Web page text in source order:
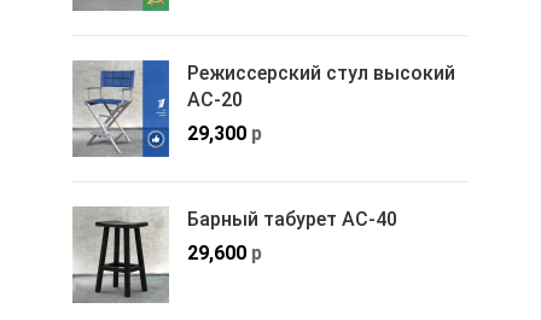
Режиссерский стул высокий
АС-20
29,300 р
Барный табурет АС-40
29,600 р